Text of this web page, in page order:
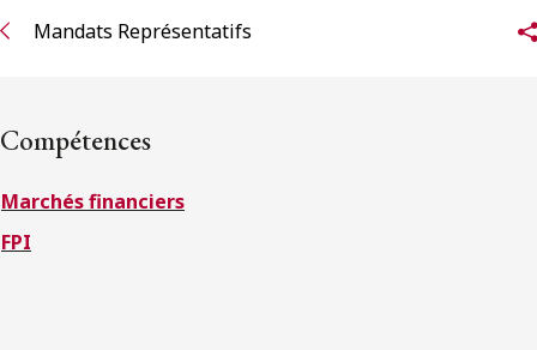
S’abonner aux articles Osler
Mandats Représentatifs
Compétences
Marchés financiers
FPI